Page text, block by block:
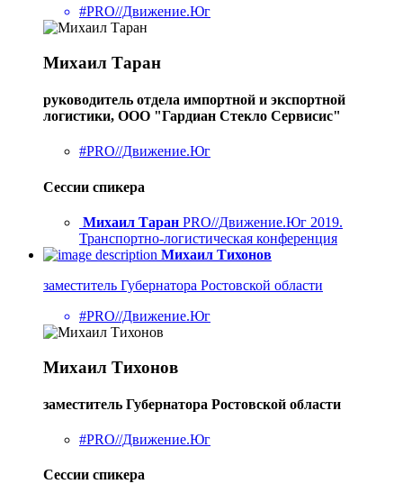
#PRO//Движение.Юг
Михаил Таран
руководитель отдела импортной и экспортной
логистики, ООО "Гардиан Стекло Сервисис"
#PRO//Движение.Юг
Сессии спикера
Михаил Таран PRO//Движение.Юг 2019.
Транспортно-логистическая конференция
Михаил Тихонов
заместитель Губернатора Ростовской области
#PRO//Движение.Юг
Михаил Тихонов
заместитель Губернатора Ростовской области
#PRO//Движение.Юг
Сессии спикера